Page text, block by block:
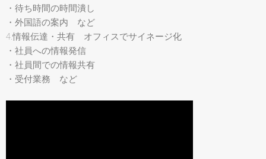
・待ち時間の時間潰し
・外国語の案内 など
4.情報伝達・共有 オフィスでサイネージ化
・社員への情報発信
・社員間での情報共有
・受付業務 など